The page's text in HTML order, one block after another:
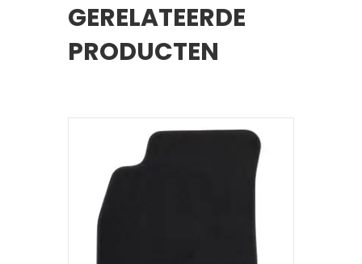
GERELATEERDE
PRODUCTEN